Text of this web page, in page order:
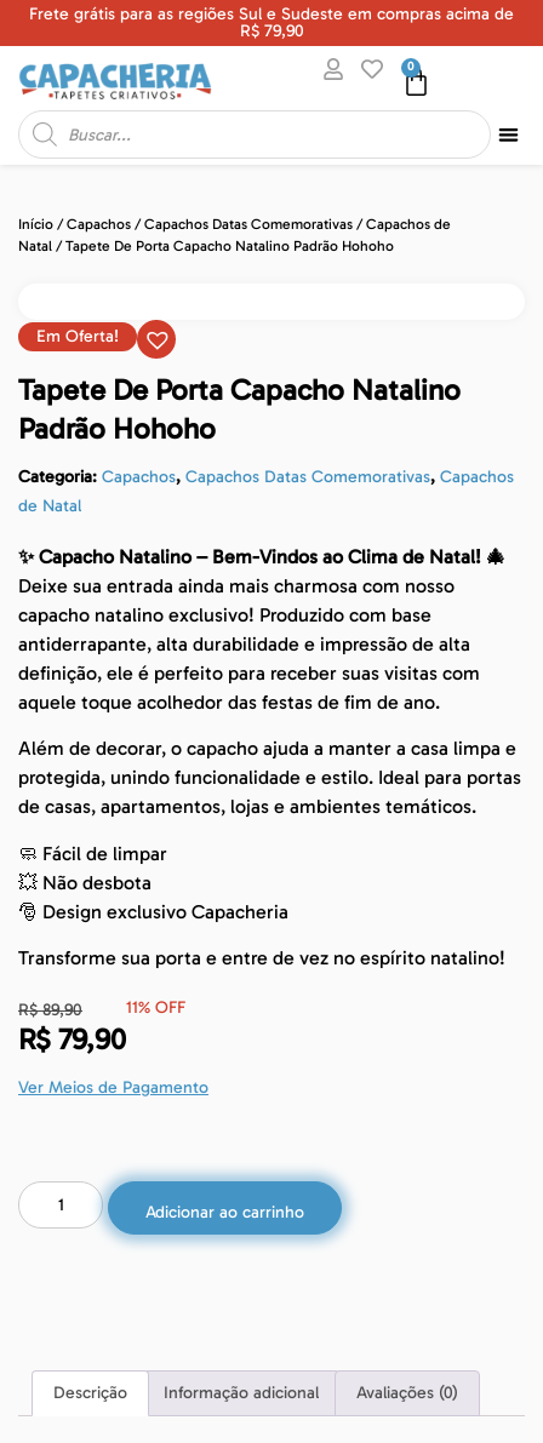
Frete grátis para as regiões Sul e Sudeste em compras acima de
R$ 79,90
0
Início /Capachos /Capachos Datas Comemorativas /Capachos de
Natal / Tapete De Porta Capacho Natalino Padrão Hohoho
Em Oferta!
Tapete De Porta Capacho Natalino
Padrão Hohoho
Categoria: Capachos, Capachos Datas Comemorativas, Capachos
de Natal
✨ Capacho Natalino – Bem-Vindos ao Clima de Natal! 🎄
Deixe sua entrada ainda mais charmosa com nosso
capacho natalino exclusivo! Produzido com base
antiderrapante, alta durabilidade e impressão de alta
definição, ele é perfeito para receber suas visitas com
aquele toque acolhedor das festas de fim de ano.
Além de decorar, o capacho ajuda a manter a casa limpa e
protegida, unindo funcionalidade e estilo. Ideal para portas
de casas, apartamentos, lojas e ambientes temáticos.
🧼 Fácil de limpar
💥 Não desbota
🎅 Design exclusivo Capacheria
Transforme sua porta e entre de vez no espírito natalino!
R$89,90
R$ 79,90
11% OFF
Ver Meios de Pagamento
Adicionar ao carrinho
Descrição Informação adicional Avaliações (0)